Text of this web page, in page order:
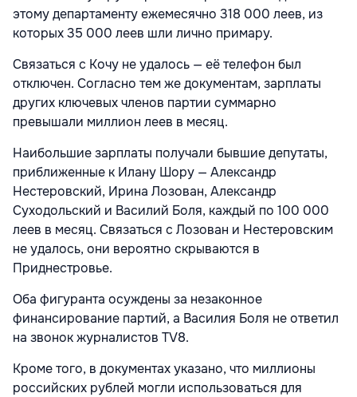
этому департаменту ежемесячно 318 000 леев, из
которых 35 000 леев шли лично примару.
Связаться с Кочу не удалось — её телефон был
отключен. Согласно тем же документам, зарплаты
других ключевых членов партии суммарно
превышали миллион леев в месяц.
Наибольшие зарплаты получали бывшие депутаты,
приближенные к Илану Шору — Александр
Нестеровский, Ирина Лозован, Александр
Суходольский и Василий Боля, каждый по 100 000
леев в месяц. Связаться с Лозован и Нестеровским
не удалось, они вероятно скрываются в
Приднестровье.
Оба фигуранта осуждены за незаконное
финансирование партий, а Василия Боля не ответил
на звонок журналистов TV8.
Кроме того, в документах указано, что миллионы
российских рублей могли использоваться для